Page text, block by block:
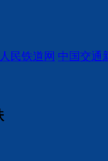
人民铁道网 中国交通